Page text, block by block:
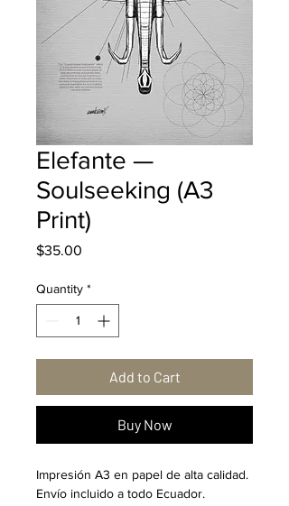
Elefante —
Soulseeking (A3
Print)
$35.00
Quantity *
Add to Cart
Buy Now
Impresión A3 en papel de alta calidad.
Envío incluido a todo Ecuador.